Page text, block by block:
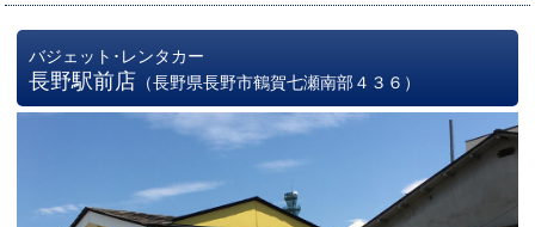
バジェット･レンタカー
長野駅前店 （長野県長野市鶴賀七瀬南部４３６）